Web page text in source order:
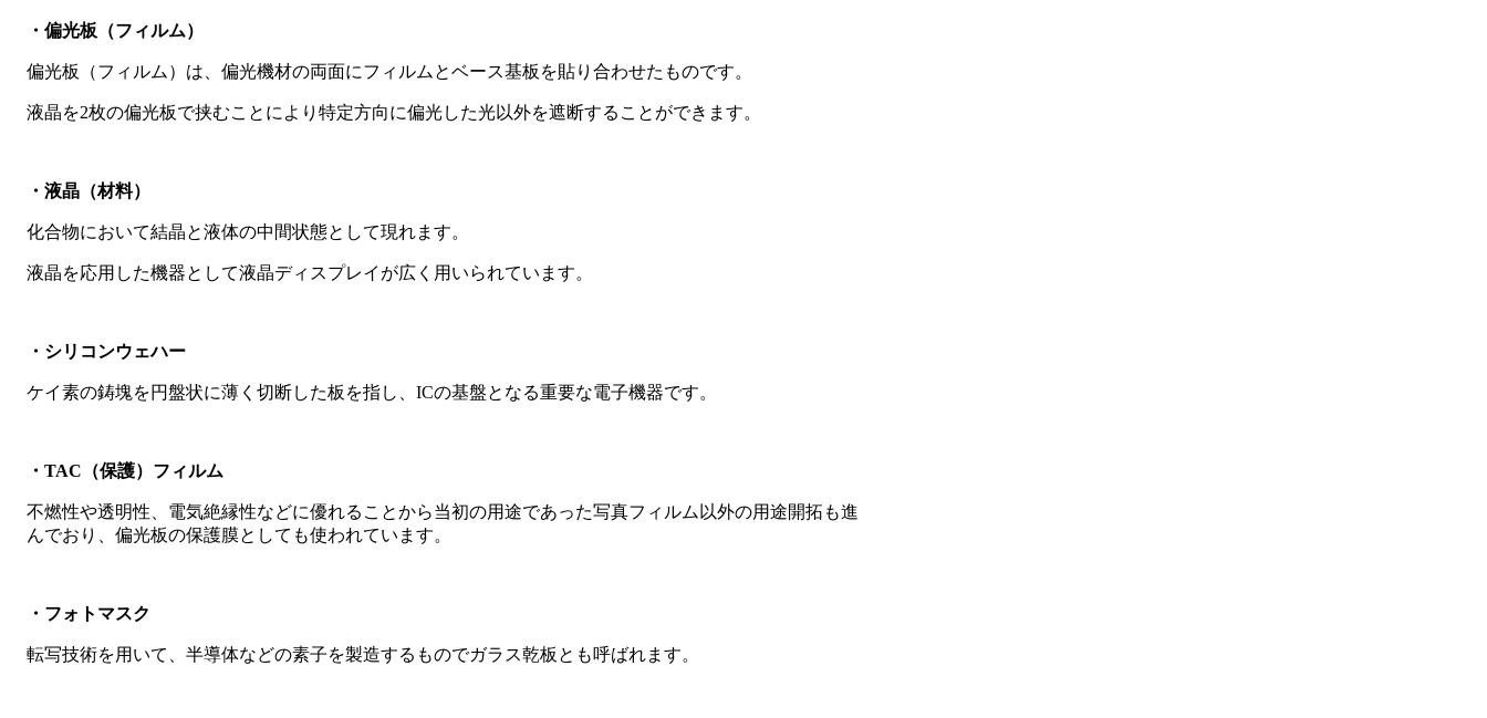
・偏光板（フィルム）
偏光板（フィルム）は、偏光機材の両面にフィルムとベース基板を貼り合わせたものです。
液晶を2枚の偏光板で挟むことにより特定方向に偏光した光以外を遮断することができます。
・液晶（材料）
化合物において結晶と液体の中間状態として現れます。
液晶を応用した機器として液晶ディスプレイが広く用いられています。
・シリコンウェハー
ケイ素の鋳塊を円盤状に薄く切断した板を指し、ICの基盤となる重要な電子機器です。
・TAC（保護）フィルム
不燃性や透明性、電気絶縁性などに優れることから当初の用途であった写真フィルム以外の用途開拓も進
んでおり、偏光板の保護膜としても使われています。
・フォトマスク
転写技術を用いて、半導体などの素子を製造するものでガラス乾板とも呼ばれます。